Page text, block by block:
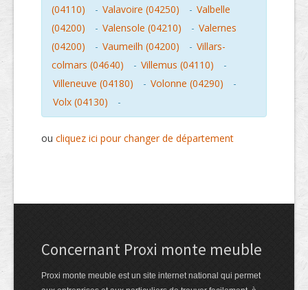
(04110)
- Valavoire (04250) - Valbelle
(04200)
- Valensole (04210) - Valernes
(04200)
- Vaumeilh (04200) - Villars-
colmars (04640)
- Villemus (04110)
-
Villeneuve (04180)
- Volonne (04290)
-
Volx (04130)
-
ou cliquez ici pour changer de département
Concernant Proxi monte meuble
Proxi monte meuble est un site internet national qui permet